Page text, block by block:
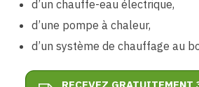
d’un chauffe-eau électrique,
d’une pompe à chaleur,
d’un système de chauffage au